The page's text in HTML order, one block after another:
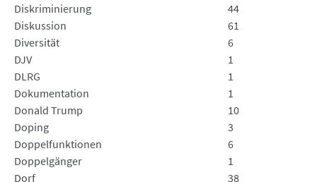
Diskriminierung
44
Diskussion
61
Diversität
6
DJV
1
DLRG
1
Dokumentation
1
Donald Trump
10
Doping
3
Doppelfunktionen
6
Doppelgänger
1
Dorf
38